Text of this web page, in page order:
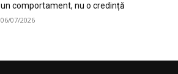
un comportament, nu o credință
06/07/2026